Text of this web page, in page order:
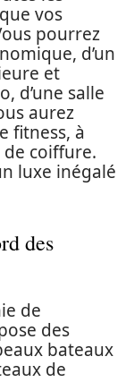
vos
pourrez
d’un
et
d’une salle
aurez
fitness, à
coiffure.
luxe inégalé
des
de
des
bateaux
de